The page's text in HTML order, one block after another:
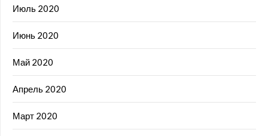
Июль 2020
Июнь 2020
Май 2020
Апрель 2020
Март 2020